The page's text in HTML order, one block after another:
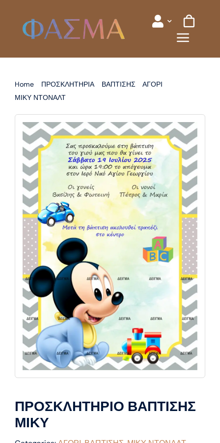
content
Home ΠΡΟΣΚΛΗΤΗΡΙΑ ΒΑΠΤΙΣΗΣ
ΑΓΟΡΙ
ΜΙΚΥ ΝΤΟΝΑΛΤ
ΠΡΟΣΚΛΗΤΗΡΙΟ ΒΑΠΤΙΣΗΣ
ΜΙΚΥ